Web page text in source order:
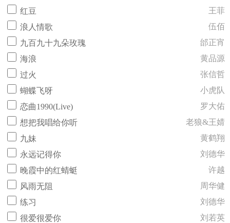
红豆
王菲
浪人情歌
伍佰
九百九十九朵玫瑰
邰正宵
海浪
黄品源
过火
张信哲
蝴蝶飞呀
小虎队
恋曲1990(Live)
罗大佑
想把我唱给你听
老狼&王婧
九妹
黄鹤翔
永远记得你
刘德华
晚霞中的红蜻蜓
许越
风雨无阻
周华健
练习
刘德华
很爱很爱你
刘若英